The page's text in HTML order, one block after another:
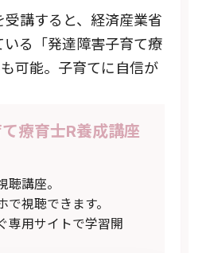
受講すると、経済産業省
いる「発達障害子育て療
可能。子育てに自信が
療育士R養成講座
聴講座。
視聴できます。
専用サイトで学習開